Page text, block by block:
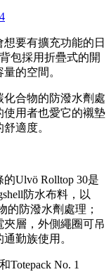
要有擴充功能的日
包採用折疊式的開
的空間。
合物的防潑水劑處
使用者也愛它的襯墊
適度。
Ulvö Rolltop 30是
防水布料，以
的防潑水劑處理；
層，外側繩圈可吊
勤族使用。
和Totepack No. 1